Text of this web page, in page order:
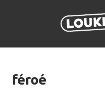
féroé